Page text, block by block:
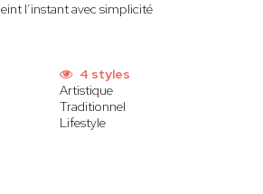
l’instant avec simplicité
4 styles
Artistique
Traditionnel
Lifestyle